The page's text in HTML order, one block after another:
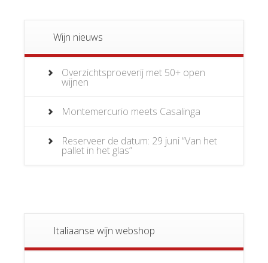
Wijn nieuws
Overzichtsproeverij met 50+ open
wijnen
Montemercurio meets Casalinga
Reserveer de datum: 29 juni “Van het
pallet in het glas”
Italiaanse wijn webshop